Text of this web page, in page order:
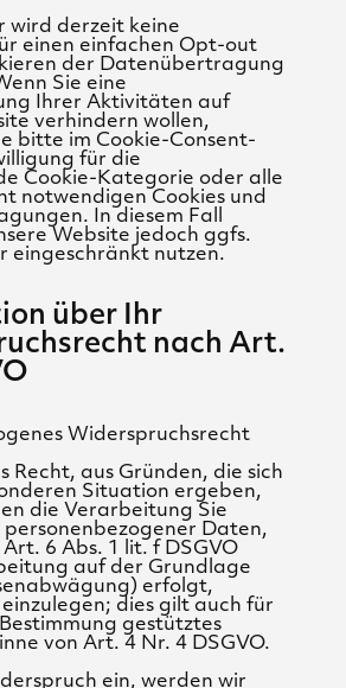
wird derzeit keine
einen einfachen Opt-out
der Datenübertragung
Sie eine
Ihrer Aktivitäten auf
verhindern wollen,
bitte im Cookie-Consent-
für die
Cookie-Kategorie oder alle
notwendigen Cookies und
In diesem Fall
Website jedoch ggfs.
eingeschränkt nutzen.
über Ihr
nach Art.
Widerspruchsrecht
Recht, aus Gründen, die sich
Situation ergeben,
die Verarbeitung Sie
Daten,
6 Abs. 1 lit. f DSGVO
auf der Grundlage
erfolgt,
dies gilt auch für
gestütztes
von Art. 4 Nr. 4 DSGVO.
ein, werden wir